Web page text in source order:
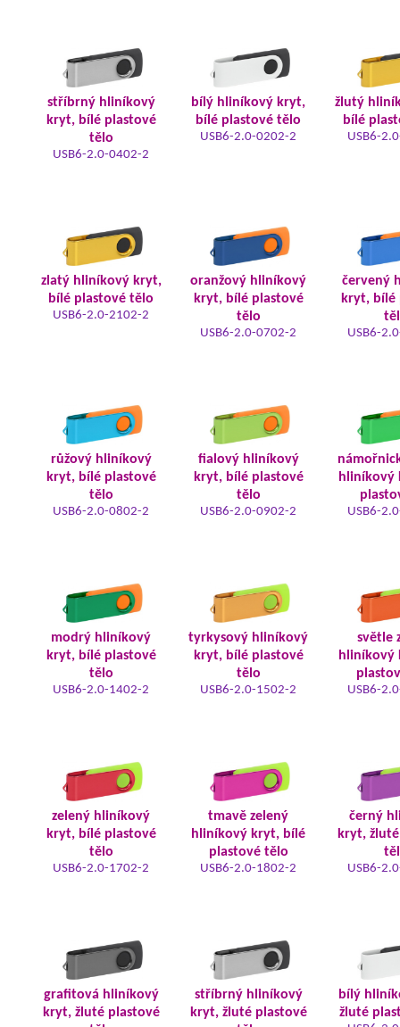
stříbrný hliníkový
kryt, bílé plastové
tělo
USB6-2.0-0402-2
bílý hliníkový kryt,
bílé plastové tělo
USB6-2.0-0202-2
žlutý
bílé
USB6-
zlatý hliníkový kryt,
bílé plastové tělo
USB6-2.0-2102-2
oranžový hliníkový
kryt, bílé plastové
tělo
USB6-2.0-0702-2
červený
kryt, bílé
USB6-
růžový hliníkový
kryt, bílé plastové
tělo
USB6-2.0-0802-2
fialový hliníkový
kryt, bílé plastové
tělo
USB6-2.0-0902-2
hliníkový
USB6-
modrý hliníkový
kryt, bílé plastové
tělo
USB6-2.0-1402-2
tyrkysový hliníkový
kryt, bílé plastové
tělo
USB6-2.0-1502-2
světle
hliníkový
USB6-
zelený hliníkový
kryt, bílé plastové
tělo
USB6-2.0-1702-2
tmavě zelený
hliníkový kryt, bílé
plastové tělo
USB6-2.0-1802-2
černý
kryt,
USB6-
grafitová hliníkový
kryt, žluté plastové
stříbrný hliníkový
kryt, žluté plastové
bílý
žluté